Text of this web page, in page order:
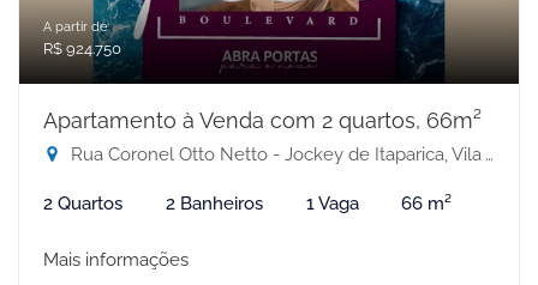
A partir de:
R$ 924.750
Apartamento à Venda com 2 quartos, 66m²
Rua Coronel Otto Netto - Jockey de Itaparica, Vila Velha-ES
2 Quartos 2 Banheiros 1 Vaga 66 m²
Mais informações